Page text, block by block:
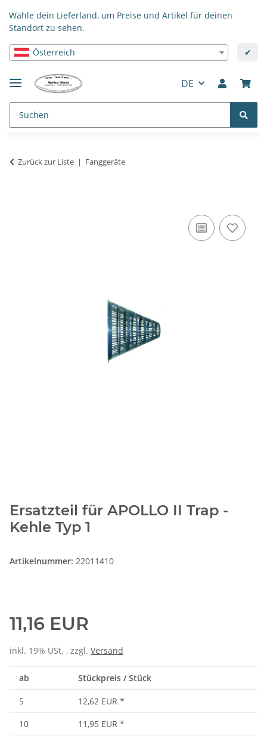
Wähle dein Lieferland, um Preise und Artikel für deinen
Standort zu sehen.
Österreich ✔
DE
Zurück zur Liste Fanggeräte
Ersatzteil für APOLLO II Trap -
Kehle Typ 1
Artikelnummer: 22011410
11,16 EUR
inkl. 19% USt. , zzgl. Versand
ab Stückpreis / Stück
5 12,62 EUR *
10
11,95 EUR *